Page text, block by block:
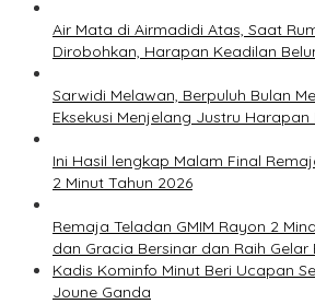
Air Mata di Airmadidi Atas, Saat
Dirobohkan, Harapan Keadilan
Sarwidi Melawan, Berpuluh Bulan
Eksekusi Menjelang Justru Harapan
Ini Hasil lengkap Malam Final
2 Minut Tahun 2026
Remaja Teladan GMIM Rayon 2
dan Gracia Bersinar dan Raih Gelar
Kadis Kominfo Minut Beri Ucapan
Joune Ganda